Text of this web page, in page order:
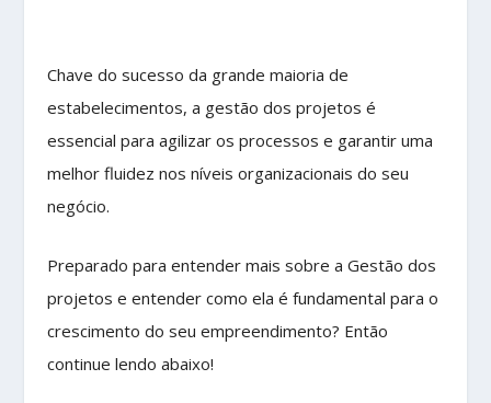
Chave do sucesso da grande maioria de
estabelecimentos, a gestão dos projetos é
essencial para agilizar os processos e garantir uma
melhor fluidez nos níveis organizacionais do seu
negócio.
Preparado para entender mais sobre a Gestão dos
projetos e entender como ela é fundamental para o
crescimento do seu empreendimento? Então
continue lendo abaixo!